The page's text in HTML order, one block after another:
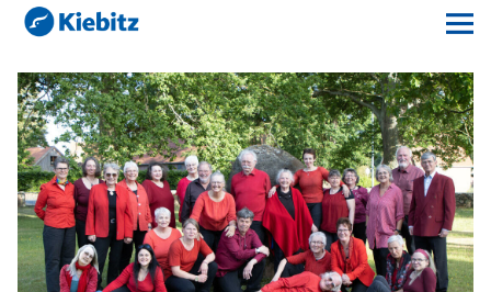
Kiebitz-Online
Lokales
Aktuelles E-Paper
Veranstaltungskalender
Anzeigenpreise